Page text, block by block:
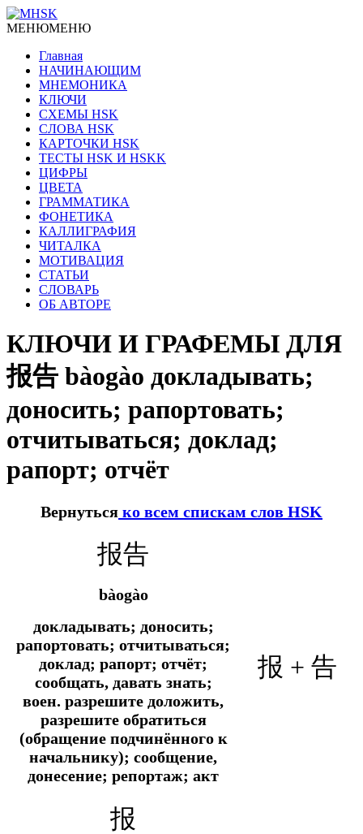
МЕНЮМЕНЮ
Главная
НАЧИНАЮЩИМ
МНЕМОНИКА
КЛЮЧИ
СХЕМЫ HSK
СЛОВА HSK
КАРТОЧКИ HSK
ТЕСТЫ HSK И HSKK
ЦИФРЫ
ЦВЕТА
ГРАММАТИКА
ФОНЕТИКА
КАЛЛИГРАФИЯ
ЧИТАЛКА
МОТИВАЦИЯ
СТАТЬИ
СЛОВАРЬ
ОБ АВТОРЕ
КЛЮЧИ И ГРАФЕМЫ ДЛЯ
报告 bàogào докладывать;
доносить; рапортовать;
отчитываться; доклад;
рапорт; отчёт
Вернуться ко всем спискам слов HSK
报告
bàogào
докладывать; доносить;
рапортовать; отчитываться;
доклад; рапорт; отчёт;
сообщать, давать знать;
воен. разрешите доложить,
разрешите обратиться
(обращение подчинённого к
начальнику); сообщение,
донесение; репортаж; акт
报 + 告
报